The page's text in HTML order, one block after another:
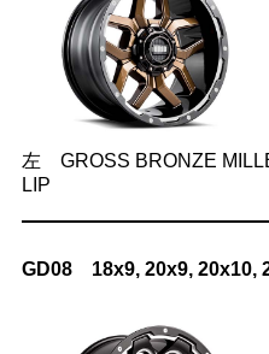
左 GROSS BRONZE
LIP
GD08 18x9, 20x9, 20x10,